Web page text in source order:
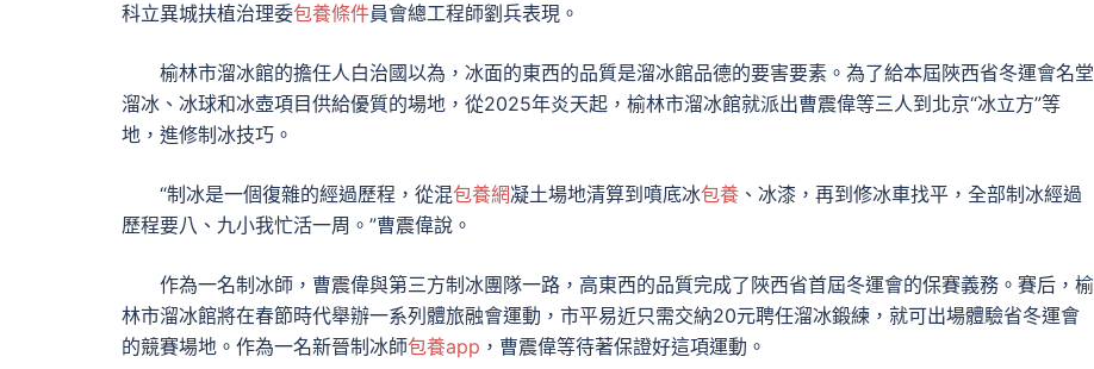
科立異城扶植治理委包養條件員會總工程師劉兵表現。
榆林市溜冰館的擔任人白治國以為，冰面的東西的品質是溜冰館品德的要害要素。為了給本屆陜西省冬運會名堂
溜冰、冰球和冰壺項目供給優質的場地，從2025年炎天起，榆林市溜冰館就派出曹震偉等三人到北京“冰立方”等
地，進修制冰技巧。
“制冰是一個復雜的經過歷程，從混包養網凝土場地清算到噴底冰包養 、冰漆，再到修冰車找平，全部制冰經過
歷程要八、九小我忙活一周。”曹震偉說。
作為一名制冰師，曹震偉與第三方制冰團隊一路，高東西的品質完成了陜西省首屆冬運會的保賽義務。賽后，榆
林市溜冰館將在春節時代舉辦一系列體旅融會運動，市平易近只需交納20元聘任溜冰鍛練，就可出場體驗省冬運會
的競賽場地。作為一名新晉制冰師包養app ，曹震偉等待著保證好這項運動。